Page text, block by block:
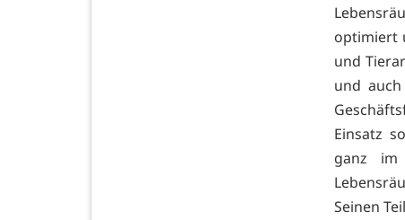
optimiert
und
und
Einsatz
ganz im
Seinen